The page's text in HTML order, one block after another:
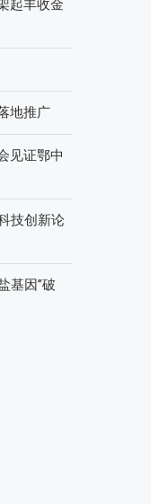
起丰收金
地推广
见证鄂中
技创新论
基因”破